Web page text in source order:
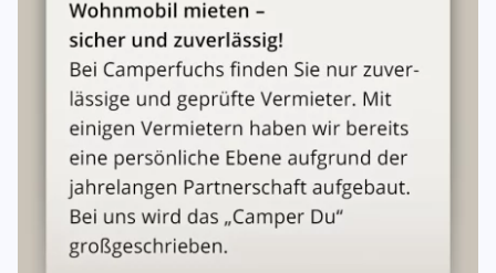
€) | | 60–30 Tage vor Mietbeginn | 40 % des Mietpreises | |
29–15 Tage vor Mietbeginn | 80 % des Mietpreises | |
Weniger als 15 Tage vor Mietbeginn | 90 % des
Mietpreises |
Eine Stornierung ist nur inText- oder Schriftformwirksam.
Wird das Fahrzeug im Stornierungszeitraum anderweitig
vermietet, werden die Einnahmen angerechnet.
Bei Nichtinanspruchnahme ohne Stornierung werden
mindestens
90 % des Mietpreises
10. Übergabe & Rückgabe